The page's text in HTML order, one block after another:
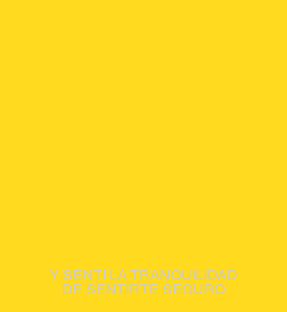
Y SENTI LA TRANQUILIDAD
DE SENTIRTE SEGURO